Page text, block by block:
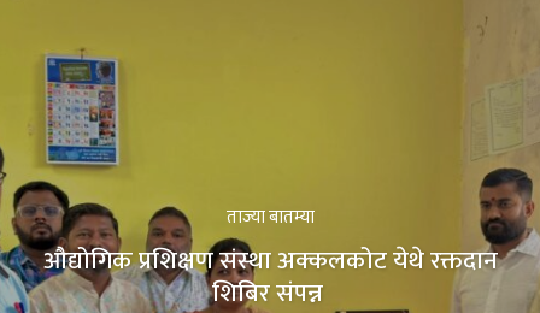
ताज्या बातम्या
औद्योगिक प्रशिक्षण संस्था अक्कलकोट येथे रक्तदान
शिबिर संपन्न